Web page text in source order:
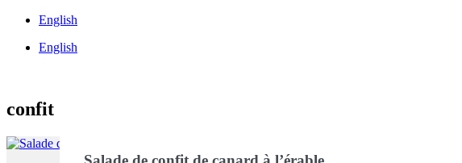
English
English
confit